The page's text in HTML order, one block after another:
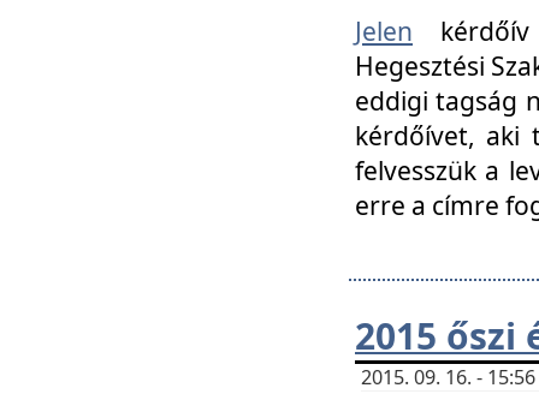
Jelen
Hegesztési
eddigi tagság
kérdőívet, aki
felvesszük a
erre a címre
2015 őszi
2015. 09. 16. -